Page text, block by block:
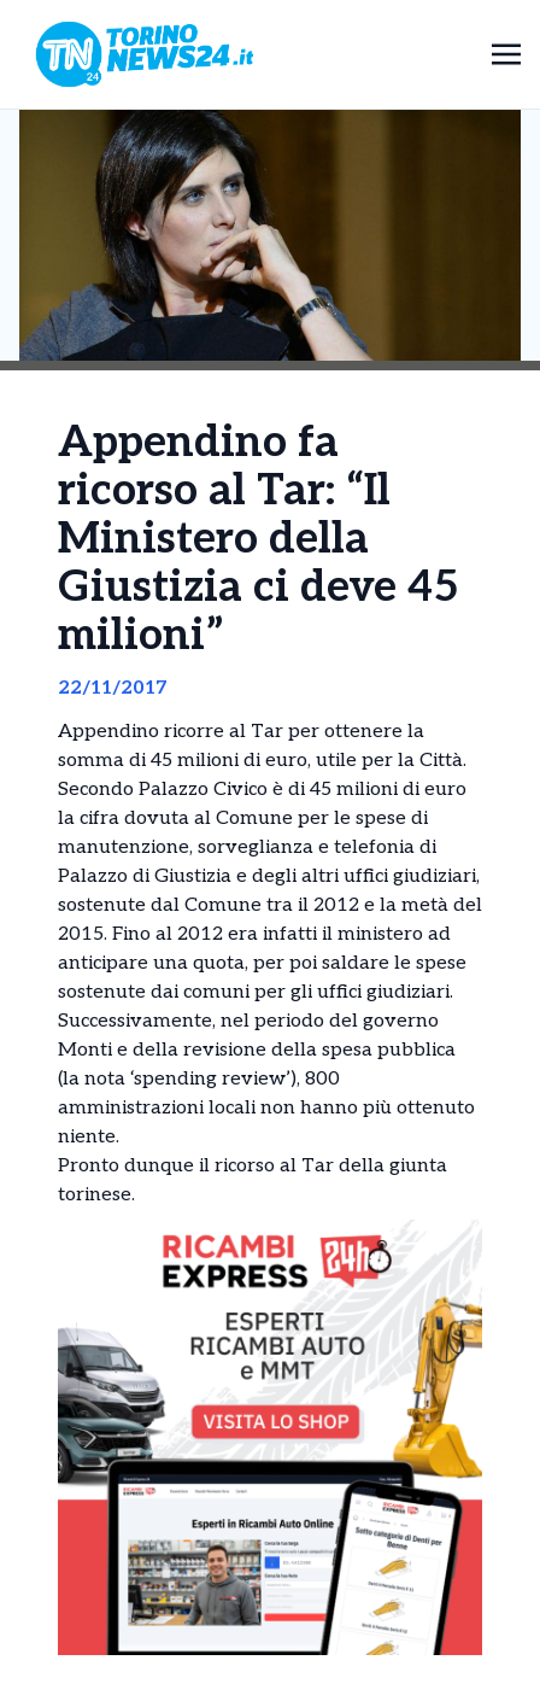
Appendino fa
ricorso al Tar: “Il
Ministero della
Giustizia ci deve 45
milioni”
22/11/2017
Appendino ricorre al Tar per ottenere la
somma di 45 milioni di euro, utile per la Città.
Secondo Palazzo Civico è di 45 milioni di euro
la cifra dovuta al Comune per le spese di
manutenzione, sorveglianza e telefonia di
Palazzo di Giustizia e degli altri uffici giudiziari,
sostenute dal Comune tra il 2012 e la metà del
2015. Fino al 2012 era infatti il ministero ad
anticipare una quota, per poi saldare le spese
sostenute dai comuni per gli uffici giudiziari.
Successivamente, nel periodo del governo
Monti e della revisione della spesa pubblica
(la nota ‘spending review’), 800
amministrazioni locali non hanno più ottenuto
niente.
Pronto dunque il ricorso al Tar della giunta
torinese.